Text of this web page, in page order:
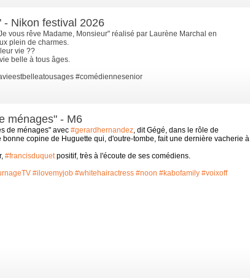
- Nikon festival 2026
vous rêve Madame, Monsieur" réalisé par Laurène Marchal en
plein de charmes.
vie ??
belle à tous âges.
#comédiennesenior
ménages" - M6
de ménages" avec #gerardhernandez, dit Gégé, dans le rôle de
bonne copine de Huguette qui, d'outre-tombe, fait une dernière vacherie à
#francisduquetpositif, très à l'écoute de ses comédiens.
#ilovemyjob #whitehairactress #noon #kabofamily #voixoff